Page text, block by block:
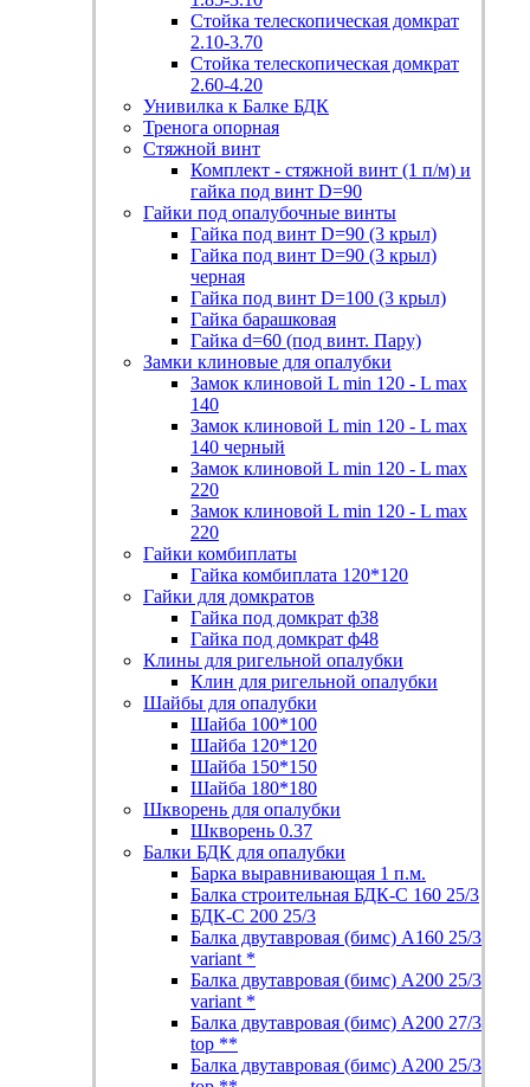
Стойка телескопическая домкрат
2.10-3.70
Стойка телескопическая домкрат
2.60-4.20
Унивилка к Балке БДК
Тренога опорная
Стяжной винт
Комплект - стяжной винт (1 п/м) и
гайка под винт D=90
Гайки под опалубочные винты
Гайка под винт D=90 (3 крыл)
Гайка под винт D=90 (3 крыл)
черная
Гайка под винт D=100 (3 крыл)
Гайка барашковая
Гайка d=60 (под винт. Пару)
Замки клиновые для опалубки
Замок клиновой L min 120 - L max
140
Замок клиновой L min 120 - L max
140 черный
Замок клиновой L min 120 - L max
220
Замок клиновой L min 120 - L max
220
Гайки комбиплаты
Гайка комбиплата 120*120
Гайки для домкратов
Гайка под домкрат ф38
Гайка под домкрат ф48
Клины для ригельной опалубки
Клин для ригельной опалубки
Шайбы для опалубки
Шайба 100*100
Шайба 120*120
Шайба 150*150
Шайба 180*180
Шкворень для опалубки
Шкворень 0.37
Балки БДК для опалубки
Барка выравнивающая 1 п.м.
Балка строительная БДК-С 160 25/3
БДК-С 200 25/3
Балка двутавровая (бимс) А160 25/3
variant *
Балка двутавровая (бимс) А200 25/3
variant *
Балка двутавровая (бимс) А200 27/3
top **
Балка двутавровая (бимс) A200 25/3